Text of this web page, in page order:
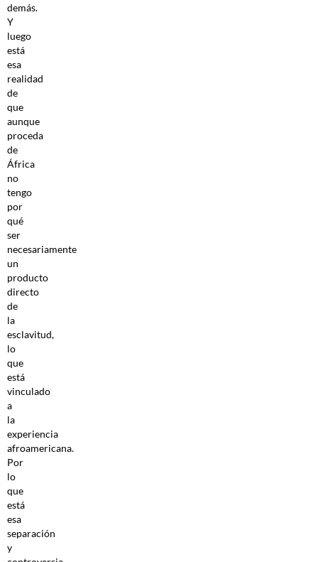
demás.
Y
luego
está
esa
realidad
de
que
aunque
proceda
de
África
no
tengo
por
qué
ser
necesariamente
un
producto
directo
de
la
esclavitud,
lo
que
está
vinculado
a
la
experiencia
afroamericana.
Por
lo
que
está
esa
separación
y